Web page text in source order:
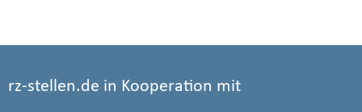
rz-stellen.de in Kooperation mit